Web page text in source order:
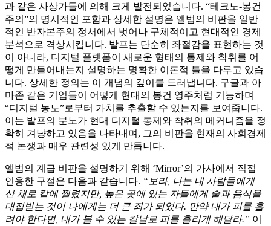
과 같은 사상가들에 의해 크게 발전되었습니다. “테크노-봉건
주의”의 명시적인 포함과 상세한 설명은 앨범의 비판을 일반
적인 반자본주의 정서에서 벗어나 구체적이고 현대적인 경제
분석으로 격상시킵니다. 발프는 단순히 좌절감을 표현하는 것
이 아니라, 디지털 플랫폼이 새로운 형태의 통제와 착취를 어
떻게 만들어내는지 설명하는 명확한 이론적 틀을 다루고 있습
니다. 상세한 정의는 이 개념의 깊이를 드러냅니다. 구글과 아
마존 같은 기업들이 어떻게 현대의 봉건 영주처럼 기능하며
“디지털 농노”로부터 가치를 추출할 수 있는지를 보여줍니다.
이는 발프의 분노가 현대 디지털 통제와 착취의 메커니즘을 정
확히 겨냥하고 있음을 나타내며, 그의 비판을 현재의 사회경제
적 논쟁과 매우 관련성 있게 만듭니다.
앨범의 계급 비판을 설명하기 위해 ‘Mirror’의 가사에서 직접
인용한 구절은 다음과 같습니다. “보라, 나는 내 사람들에게
산 채로 칼에 찔렸지만, 높은 곳에 있는 자들에게 술과 음식을
대접받는 것이 나에게는 더 큰 죄가 되었다. 만약 내가 피를 흘
려야 한다면, 내가 볼 수 있는 칼날로 피를 흘리게 해달라.” 이